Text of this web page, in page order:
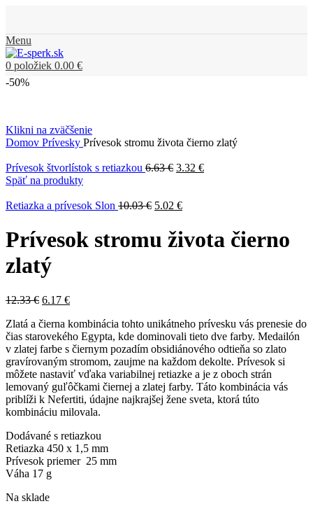
Menu
0 položiek 0.00 €
-50%
Klikni na zväčšenie
Domov Prívesky Prívesok stromu života čierno zlatý
Prívesok štvorlístok s retiazkou 6.63€ 3.32 €
Späť na produkty
Retiazka a prívesok Slon 10.03€ 5.02 €
Prívesok stromu života čierno
zlatý
12.33€ 6.17 €
Zlatá a čierna kombinácia tohto unikátneho prívesku vás prenesie do
čias starovekého Egypta, kde dominovali tieto dve farby. Medailón
v zlatej farbe s čiernym pozadím obsidiánového odtieňa so zlato
gravírovaným stromom, zaujme na každom dekolte. Prívesok si
môžete nastaviť vďaka variabilnej retiazke a je z oboch strán
lemovaný guľôčkami čiernej a zlatej farby. Táto kombinácia vás
priblíži k Nefertiti, údajne najkrajšej žene sveta, ktorá túto
kombináciu milovala.
Dodávané s retiazkou
Retiazka 450 x 1,5 mm
Prívesok priemer 25 mm
Váha 17 g
Na sklade